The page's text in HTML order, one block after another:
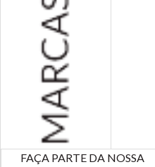
FAÇA PARTE DA NOSSA